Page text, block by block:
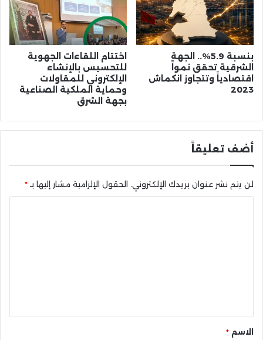
بنسبة 5.9%.. الجهة
الشرقية تحقق نمواً
اقتصادياً وتتجاوز انكماش
2023
اختتام اللقاءات الجهوية
للتحسيس بالإنشاء
الإلكتروني للمقاولات
وحماية الملكية الصناعية
بجهة الشرق
أضف تعليقاً
لن يتم نشر عنوان بريدك الإلكتروني. الحقول الإلزامية مشار إليها بـ*
* الاسم *